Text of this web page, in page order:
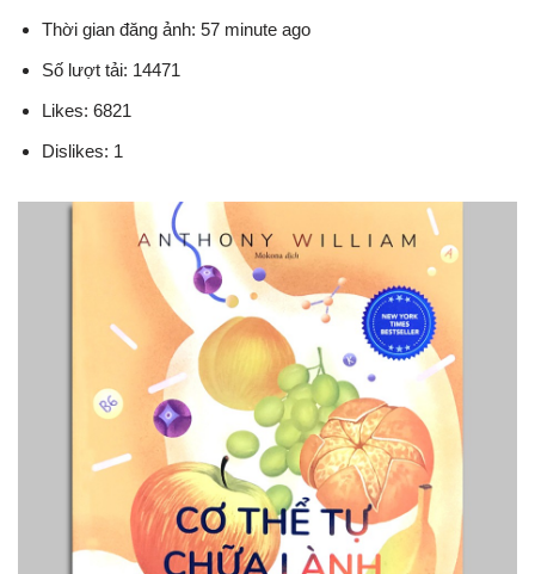
Thời gian đăng ảnh: 57 minute ago
Số lượt tải: 14471
Likes: 6821
Dislikes: 1